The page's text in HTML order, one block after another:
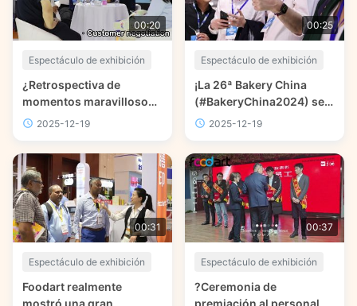
00:20
Espectáculo de exhibición
¿Retrospectiva de
momentos maravillosos
con clientes en el sitio de
2025-12-19
00:25
Espectáculo de exhibición
¡La 26ª Bakery China
(#BakeryChina2024) se
inaugura
2025-12-19
00:31
Espectáculo de exhibición
Foodart realmente
mostró una gran
00:37
Espectáculo de exhibición
?Ceremonia de
premiación al personal